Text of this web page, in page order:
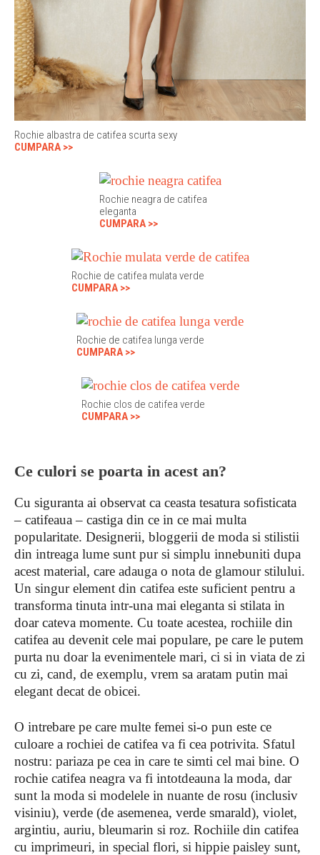
Rochie albastra de catifea scurta sexy
CUMPARA >>
Rochie neagra de catifea
eleganta
CUMPARA >>
Rochie de catifea mulata verde
CUMPARA >>
Rochie de catifea lunga verde
CUMPARA >>
Rochie clos de catifea verde
CUMPARA >>
Ce culori se poarta in acest an?
Cu siguranta ai observat ca ceasta tesatura sofisticata
– catifeaua – castiga din ce in ce mai multa
popularitate. Designerii, bloggerii de moda si stilistii
din intreaga lume sunt pur si simplu innebuniti dupa
acest material, care adauga o nota de glamour stilului.
Un singur element din catifea este suficient pentru a
transforma tinuta intr-una mai eleganta si stilata in
doar cateva momente. Cu toate acestea, rochiile din
catifea au devenit cele mai populare, pe care le putem
purta nu doar la evenimentele mari, ci si in viata de zi
cu zi, cand, de exemplu, vrem sa aratam putin mai
elegant decat de obicei.
O intrebare pe care multe femei si-o pun este ce
culoare a rochiei de catifea va fi cea potrivita. Sfatul
nostru: pariaza pe cea in care te simti cel mai bine. O
rochie catifea neagra va fi intotdeauna la moda, dar
sunt la moda si modelele in nuante de rosu (inclusiv
visiniu), verde (de asemenea, verde smarald), violet,
argintiu, auriu, bleumarin si roz. Rochiile din catifea
cu imprimeuri, in special flori, si hippie paisley sunt,